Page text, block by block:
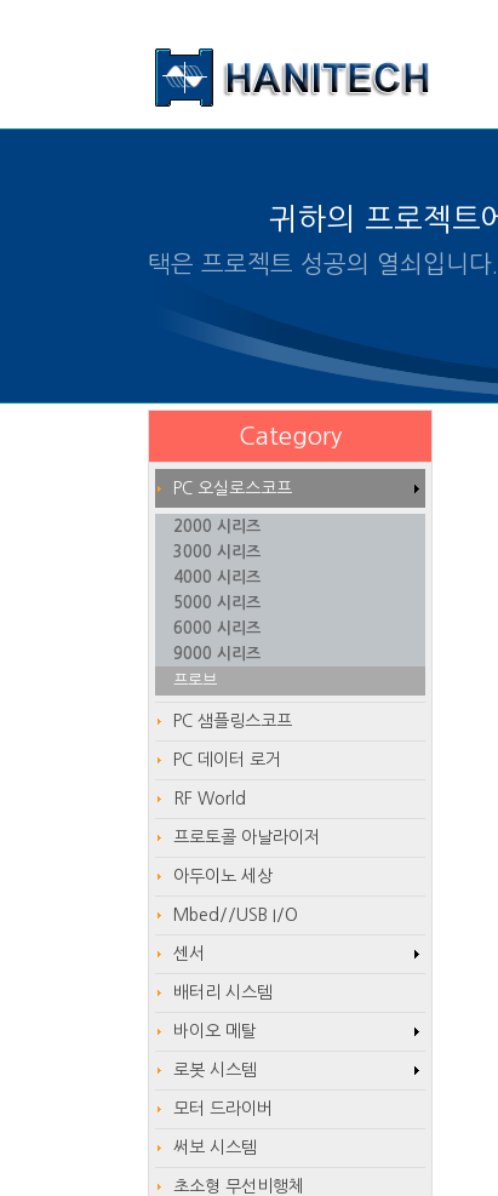
귀하의 프로젝트
알맞은 제품의 선택은
Category
PC 오실로스코프
2000 시리즈
3000 시리즈
4000 시리즈
5000 시리즈
6000 시리즈
9000 시리즈
프로브
PC 샘플링스코프
PC 데이터 로거
RF World
프로토콜 아날라이저
아두이노 세상
Mbed//USB I/O
센서
배터리 시스템
바이오 메탈
로봇 시스템
모터 드라이버
써보 시스템
초소형 무선비행체